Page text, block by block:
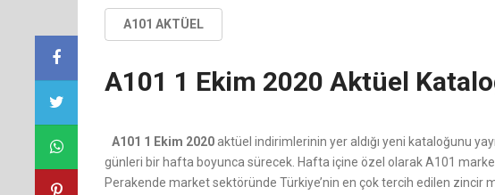
A101 AKTÜEL
A101 1 Ekim 2020 Aktüel
A101 1 Ekim 2020 aktüel indirimlerinin yer aldığı yeni kataloğunu
günleri bir hafta boyunca sürecek. Hafta içine özel olarak A101
Perakende market sektöründe Türkiye’nin en çok tercih edilen zincir